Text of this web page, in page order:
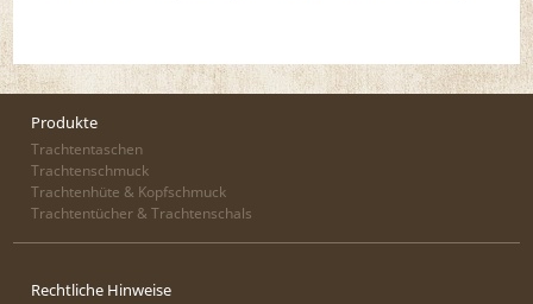
Produkte
Trachtentaschen
Trachtenschmuck
Trachtenhüte & Kopfschmuck
Trachtentücher & Trachtenschals
Rechtliche Hinweise